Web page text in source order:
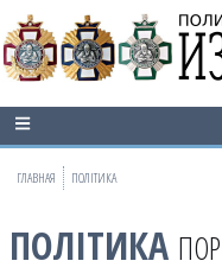
ГЛАВНАЯ ПОЛІТИКА
ПОЛІТИКА